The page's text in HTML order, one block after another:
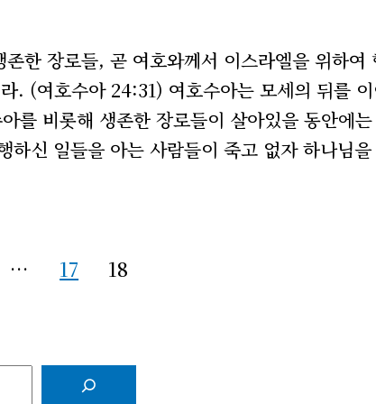
한 장로들, 곧 여호와께서 이스라엘을 위하여
. (여호수아 24:31) 여호수아는 모세의 뒤를
를 비롯해 생존한 장로들이 살아있을 동안에는
신 일들을 아는 사람들이 죽고 없자 하나님을
… 17 18